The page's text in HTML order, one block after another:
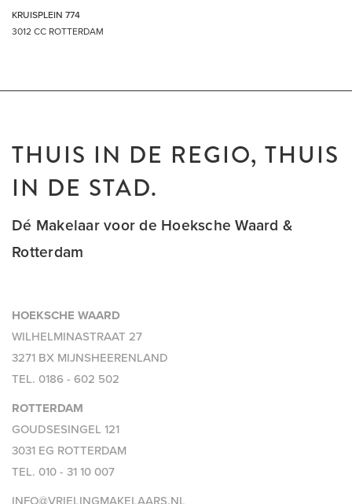
KRUISPLEIN 774
3012 CC ROTTERDAM
THUIS IN DE REGIO, THUIS
IN DE STAD.
Dé Makelaar voor de Hoeksche Waard &
Rotterdam
HOEKSCHE WAARD
WILHELMINASTRAAT 27
3271 BX MIJNSHEERENLAND
TEL. 0186 - 602 502
ROTTERDAM
GOUDSESINGEL 121
3031 EG ROTTERDAM
TEL. 010 - 31 10 007
INFO@VRIELINGMAKELAARS.NL